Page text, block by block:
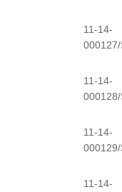
11-14-
11-14-
11-14-
11-14-